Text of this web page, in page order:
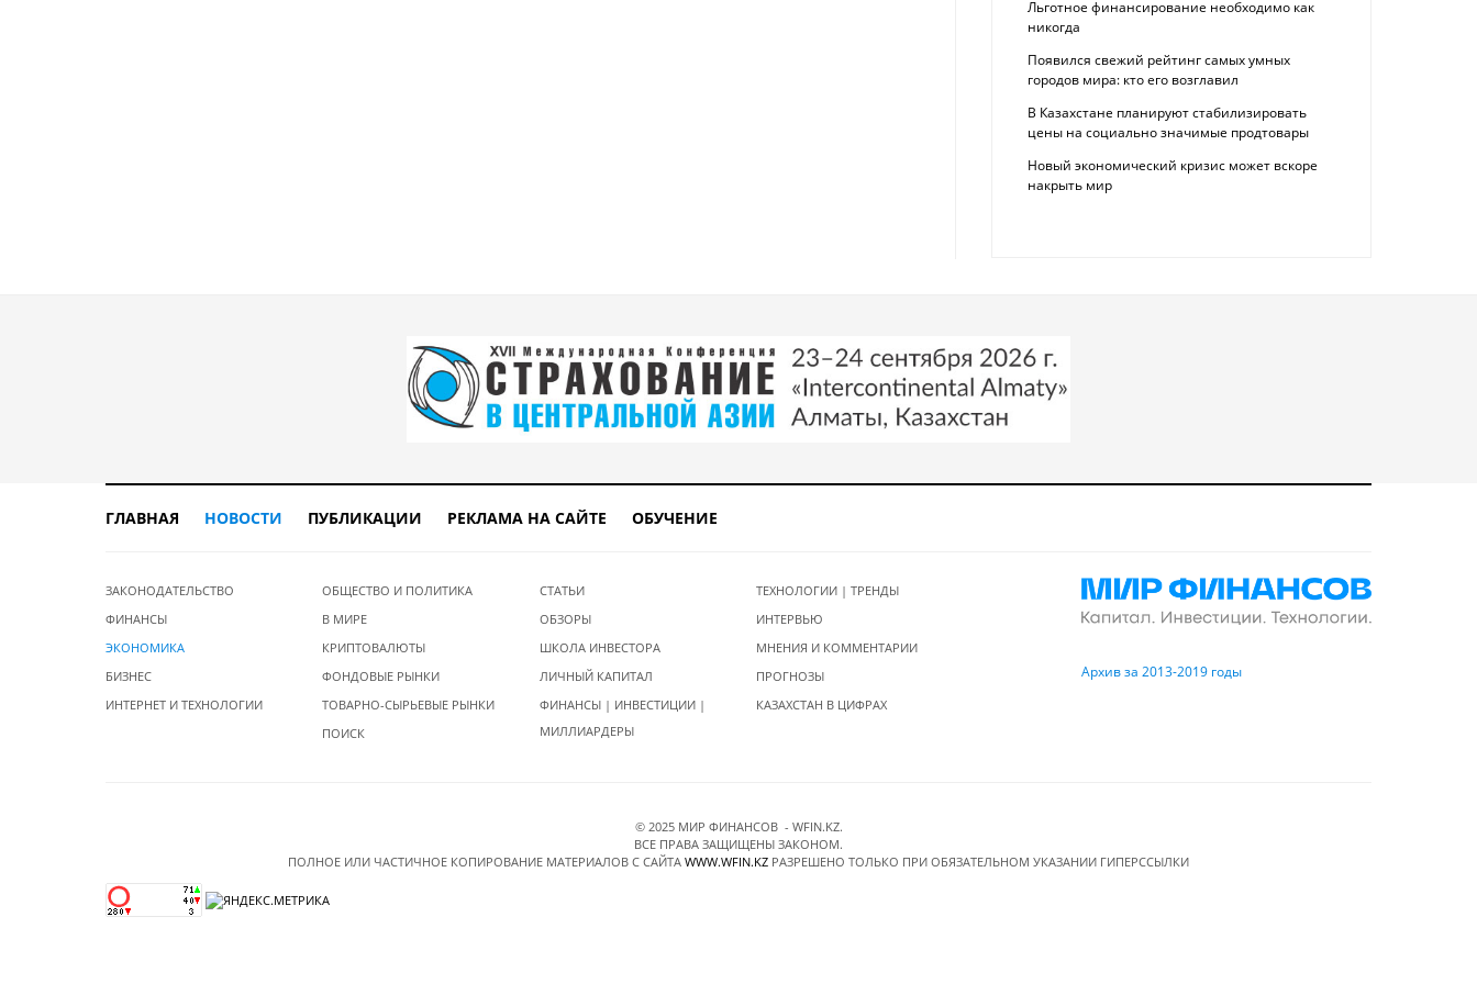
Льготное финансирование необходимо как
никогда
Появился свежий рейтинг самых умных
городов мира: кто его возглавил
В Казахстане планируют стабилизировать
цены на социально значимые продтовары
Новый экономический кризис может вскоре
накрыть мир
ГЛАВНАЯ НОВОСТИ ПУБЛИКАЦИИ РЕКЛАМА НА САЙТЕ ОБУЧЕНИЕ
ЗАКОНОДАТЕЛЬСТВО
ФИНАНСЫ
ЭКОНОМИКА
БИЗНЕС
ИНТЕРНЕТ И ТЕХНОЛОГИИ
ОБЩЕСТВО И ПОЛИТИКА
В МИРЕ
КРИПТОВАЛЮТЫ
ФОНДОВЫЕ РЫНКИ
ТОВАРНО-СЫРЬЕВЫЕ РЫНКИ
ПОИСК
СТАТЬИ
ОБЗОРЫ
ШКОЛА ИНВЕСТОРА
ЛИЧНЫЙ КАПИТАЛ
ФИНАНСЫ | ИНВЕСТИЦИИ |
МИЛЛИАРДЕРЫ
ТЕХНОЛОГИИ | ТРЕНДЫ
ИНТЕРВЬЮ
МНЕНИЯ И КОММЕНТАРИИ
ПРОГНОЗЫ
КАЗАХСТАН В ЦИФРАХ
Архив за 2013-2019 годы
© 2025 МИР ФИНАНСОВ - WFIN.KZ.
ВСЕ ПРАВА ЗАЩИЩЕНЫ ЗАКОНОМ.
ПОЛНОЕ ИЛИ ЧАСТИЧНОЕ КОПИРОВАНИЕ МАТЕРИАЛОВ C САЙТА WWW.WFIN.KZ РАЗРЕШЕНО ТОЛЬКО ПРИ ОБЯЗАТЕЛЬНОМ УКАЗАНИИ ГИПЕРССЫЛКИ